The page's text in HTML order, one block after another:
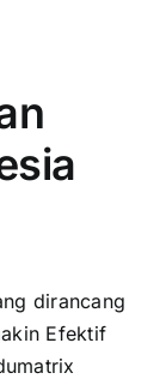
dirancang
Efektif